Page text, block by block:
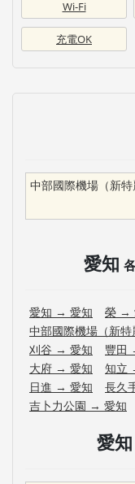
Wi-Fi
充電OK
中部國際機場（新特
愛知
愛知 → 愛知 榮 →
中部國際機場（新特
刈谷 → 愛知 豐田
大府 → 愛知 知立
日進 → 愛知 長久
吉卜力公園 → 愛知
愛知